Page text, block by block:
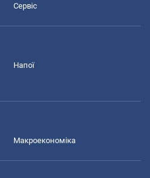
Сервіс
Напої
Макроекономіка